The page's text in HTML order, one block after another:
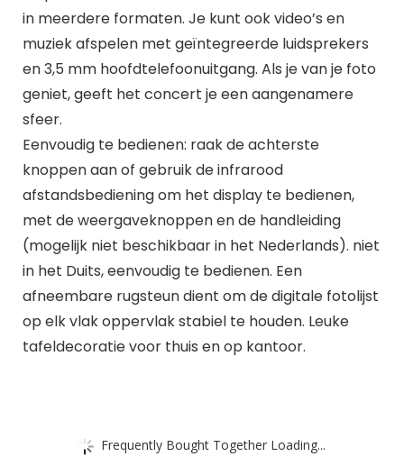
in meerdere formaten. Je kunt ook video’s en
muziek afspelen met geïntegreerde luidsprekers
en 3,5 mm hoofdtelefoonuitgang. Als je van je foto
geniet, geeft het concert je een aangenamere
sfeer.
Eenvoudig te bedienen: raak de achterste
knoppen aan of gebruik de infrarood
afstandsbediening om het display te bedienen,
met de weergaveknoppen en de handleiding
(mogelijk niet beschikbaar in het Nederlands). niet
in het Duits, eenvoudig te bedienen. Een
afneembare rugsteun dient om de digitale fotolijst
op elk vlak oppervlak stabiel te houden. Leuke
tafeldecoratie voor thuis en op kantoor.
Frequently Bought Together Loading...